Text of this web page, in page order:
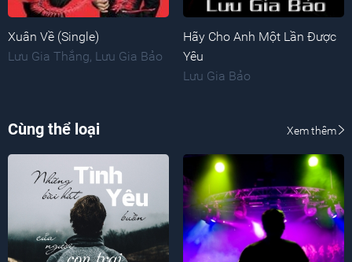
Xuân Về (Single)
Lưu Gia Thắng, Lưu Gia Bảo
Hãy Cho Anh Một Lần Được
Yêu
Lưu Gia Bảo
Cùng thể loại Xem thêm